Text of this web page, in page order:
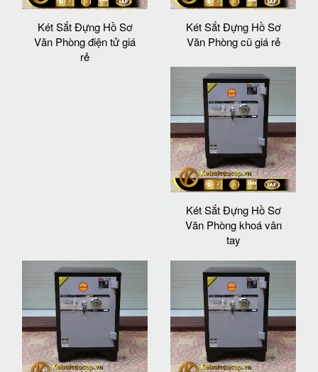
Két Sắt Đựng Hồ Sơ
Văn Phòng điện tử giá
rẻ
Két Sắt Đựng Hồ Sơ
Văn Phòng cũ giá rẻ
Két Sắt Đựng Hồ Sơ
Văn Phòng khoá vân
tay